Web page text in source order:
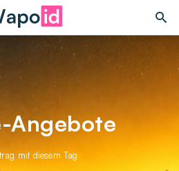
Angebote
mit diesem Tag